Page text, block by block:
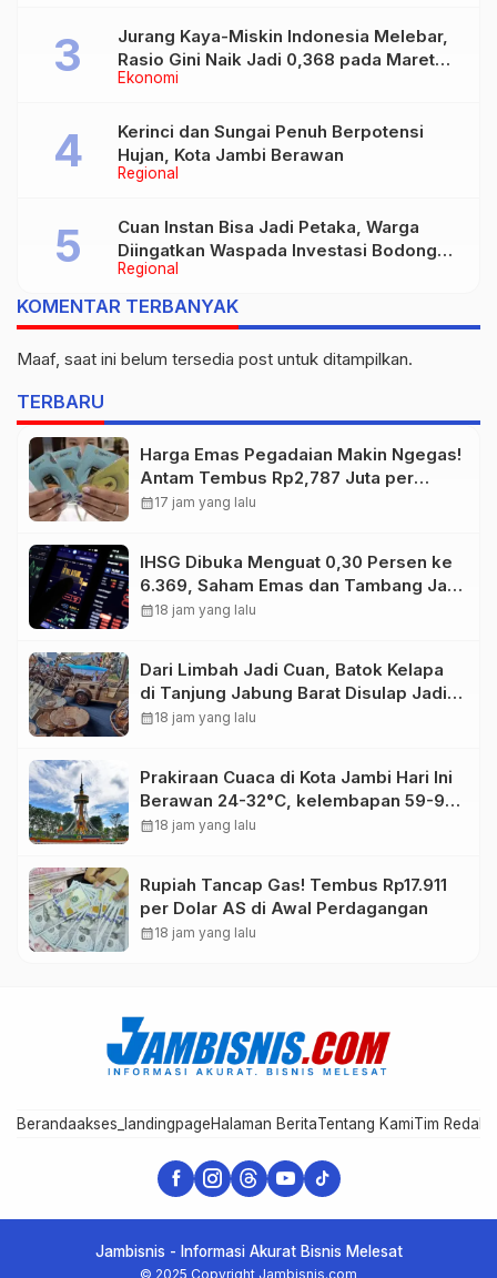
Ekonomi
Jurang Kaya-Miskin Indonesia Melebar,
Rasio Gini Naik Jadi 0,368 pada Maret
2026
Regional
Kerinci dan Sungai Penuh Berpotensi
Hujan, Kota Jambi Berawan
Regional
Cuan Instan Bisa Jadi Petaka, Warga
Diingatkan Waspada Investasi Bodong
dan Judi Online
KOMENTAR TERBANYAK
Maaf, saat ini belum tersedia post untuk ditampilkan.
TERBARU
Harga Emas Pegadaian Makin Ngegas!
Antam Tembus Rp2,787 Juta per
Gram
calendar_month17 jam yang lalu
IHSG Dibuka Menguat 0,30 Persen ke
6.369, Saham Emas dan Tambang Jadi
Penggerak
calendar_month18 jam yang lalu
Dari Limbah Jadi Cuan, Batok Kelapa
di Tanjung Jabung Barat Disulap Jadi
Kerajinan Bernilai Tinggi
calendar_month18 jam yang lalu
Prakiraan Cuaca di Kota Jambi Hari Ini
Berawan 24-32°C, kelembapan 59-97
persen.
calendar_month18 jam yang lalu
Rupiah Tancap Gas! Tembus Rp17.911
per Dolar AS di Awal Perdagangan
calendar_month18 jam yang lalu
Berandaakses_landingpageHalaman BeritaTentang KamiTim Redaksi
Jambisnis - Informasi Akurat Bisnis Melesat
© 2025 Copyright Jambisnis.com